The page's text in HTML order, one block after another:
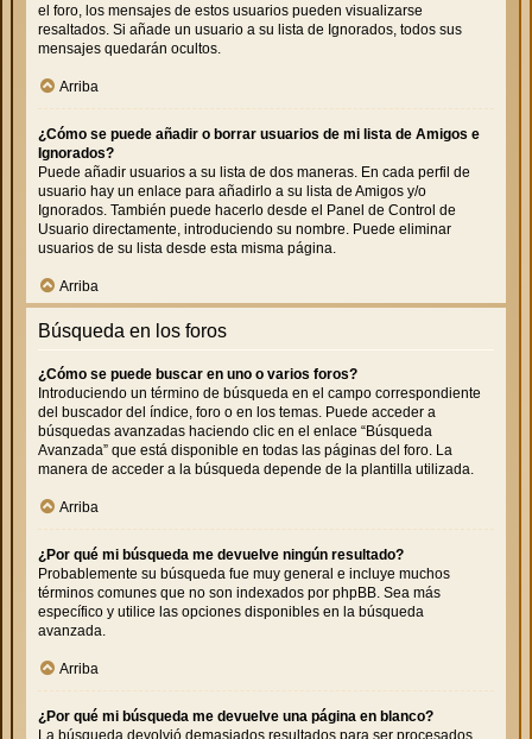
el foro, los mensajes de estos usuarios pueden visualizarse
resaltados. Si añade un usuario a su lista de Ignorados, todos sus
mensajes quedarán ocultos.
Arriba
¿Cómo se puede añadir o borrar usuarios de mi lista de Amigos e
Ignorados?
Puede añadir usuarios a su lista de dos maneras. En cada perfil de
usuario hay un enlace para añadirlo a su lista de Amigos y/o
Ignorados. También puede hacerlo desde el Panel de Control de
Usuario directamente, introduciendo su nombre. Puede eliminar
usuarios de su lista desde esta misma página.
Arriba
Búsqueda en los foros
¿Cómo se puede buscar en uno o varios foros?
Introduciendo un término de búsqueda en el campo correspondiente
del buscador del índice, foro o en los temas. Puede acceder a
búsquedas avanzadas haciendo clic en el enlace “Búsqueda
Avanzada” que está disponible en todas las páginas del foro. La
manera de acceder a la búsqueda depende de la plantilla utilizada.
Arriba
¿Por qué mi búsqueda me devuelve ningún resultado?
Probablemente su búsqueda fue muy general e incluye muchos
términos comunes que no son indexados por phpBB. Sea más
específico y utilice las opciones disponibles en la búsqueda
avanzada.
Arriba
¿Por qué mi búsqueda me devuelve una página en blanco?
La búsqueda devolvió demasiados resultados para ser procesados